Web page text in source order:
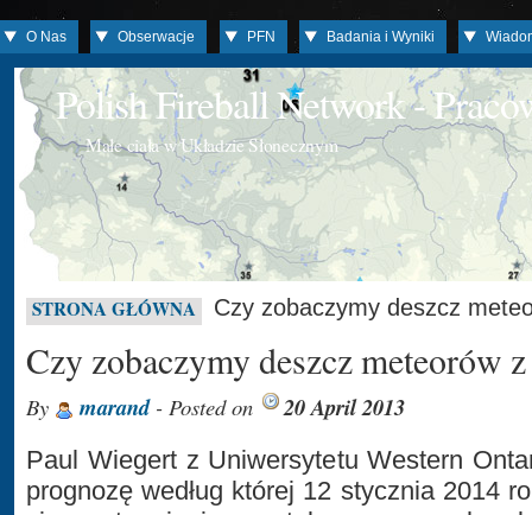
O Nas Obserwacje PFN Badania i Wyniki
Polish Fireball Network -
Małe ciała w Układzie Słonecznym
STRONA GŁÓWNA Czy zobaczymy deszcz
Czy zobaczymy deszcz meteorów
By marand- Posted on 20 April 2013
Paul Wiegert z Uniwersytetu Western
prognozę według której 12 stycznia 2014